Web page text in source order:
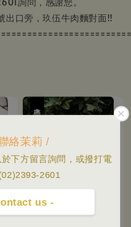
絡茉莉 /
下方留言詢問，或撥打電
2601
us -
出口旁，玖伍牛肉麵對面!!